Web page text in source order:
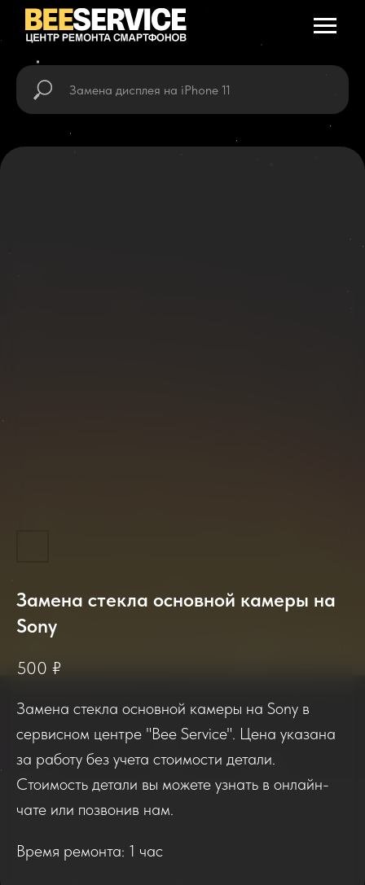
Замена стекла основной камеры на
Sony
500 ₽
Замена стекла основной камеры на Sony в
сервисном центре "Bee Service". Цена указана
за работу без учета стоимости детали.
Стоимость детали вы можете узнать в онлайн-
чате или позвонив нам.
Время ремонта: 1 час
Если вы обращались в наш сервисный центр,
просим вас поделиться своим отзывом. Нам
очень важно услышать ваше мнение о
качестве нашей работы!
Отзывы о нашем сервисе